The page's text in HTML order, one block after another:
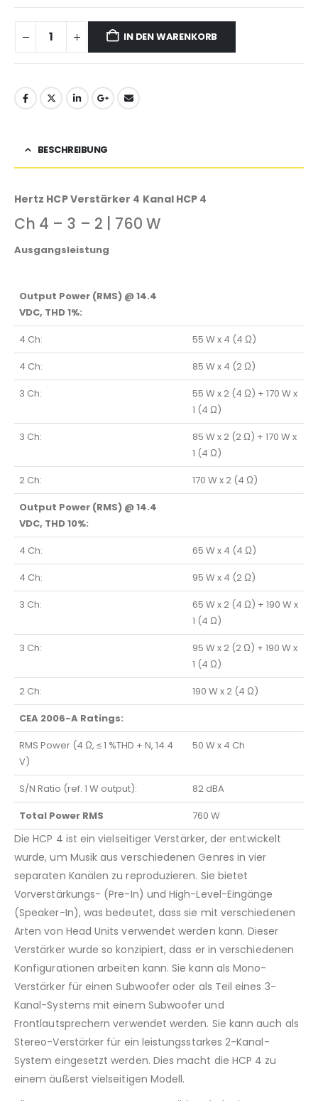
IN DEN WARENKORB
BESCHREIBUNG
Hertz HCP Verstärker 4 Kanal HCP 4
Ch 4 – 3 – 2 760 W
Ausgangsleistung
Output Power (RMS) @ 14.4
VDC, THD 1%:
4 Ch:
55 W x 4 (4 Ω)
4 Ch:
85 W x 4 (2 Ω)
3 Ch:
55 W x 2 (4 Ω) + 170 W x
1 (4 Ω)
3 Ch:
85 W x 2 (2 Ω) + 170 W x
1 (4 Ω)
2 Ch:
170 W x 2 (4 Ω)
Output Power (RMS) @ 14.4
VDC, THD 10%:
4 Ch:
65 W x 4 (4 Ω)
4 Ch:
95 W x 4 (2 Ω)
3 Ch:
65 W x 2 (4 Ω) + 190 W x
1 (4 Ω)
3 Ch:
95 W x 2 (2 Ω) + 190 W x
1 (4 Ω)
2 Ch:
190 W x 2 (4 Ω)
CEA 2006-A Ratings:
RMS Power (4 Ω, ≤ 1 %THD + N, 14.4
V)
50 W x 4 Ch
S/N Ratio (ref. 1 W output):
82 dBA
Total Power RMS
760 W
Die HCP 4 ist ein vielseitiger Verstärker, der entwickelt
wurde, um Musik aus verschiedenen Genres in vier
separaten Kanälen zu reproduzieren. Sie bietet
Vorverstärkungs- (Pre-In) und High-Level-Eingänge
(Speaker-In), was bedeutet, dass sie mit verschiedenen
Arten von Head Units verwendet werden kann. Dieser
Verstärker wurde so konzipiert, dass er in verschiedenen
Konfigurationen arbeiten kann. Sie kann als Mono-
Verstärker für einen Subwoofer oder als Teil eines 3-
Kanal-Systems mit einem Subwoofer und
Frontlautsprechern verwendet werden. Sie kann auch als
Stereo-Verstärker für ein leistungsstarkes 2-Kanal-
System eingesetzt werden. Dies macht die HCP 4 zu
einem äußerst vielseitigen Modell.